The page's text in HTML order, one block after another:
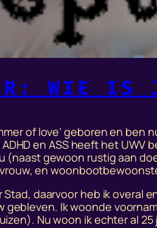
WIE IS
of love’ geboren en
en ASS heeft het
gewoon rustig aan
en
daarvoor heb ik overal
Ik woonde
Nu woon ik echter al